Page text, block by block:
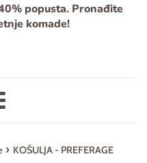
popusta. Pronađite
komade!
› KOŠULJA - PREFERAGE